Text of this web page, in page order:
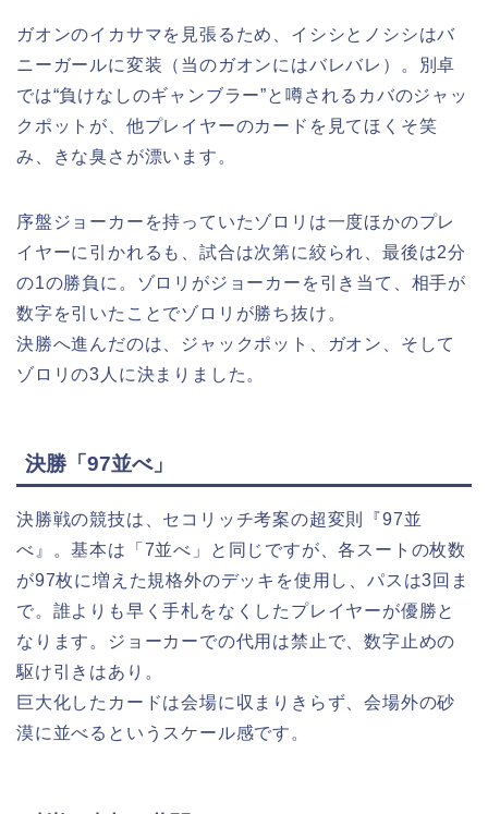
ガオンのイカサマを見張るため、イシシとノシシはバ
ニーガールに変装（当のガオンにはバレバレ）。別卓
では“負けなしのギャンブラー”と噂されるカバのジャッ
クポットが、他プレイヤーのカードを見てほくそ笑
み、きな臭さが漂います。
序盤ジョーカーを持っていたゾロリは一度ほかのプレ
イヤーに引かれるも、試合は次第に絞られ、最後は2分
の1の勝負に。ゾロリがジョーカーを引き当て、相手が
数字を引いたことでゾロリが勝ち抜け。
決勝へ進んだのは、ジャックポット、ガオン、そして
ゾロリの3人に決まりました。
決勝「97並べ」
決勝戦の競技は、セコリッチ考案の超変則『97並
べ』。基本は「7並べ」と同じですが、各スートの枚数
が97枚に増えた規格外のデッキを使用し、パスは3回ま
で。誰よりも早く手札をなくしたプレイヤーが優勝と
なります。ジョーカーでの代用は禁止で、数字止めの
駆け引きはあり。
巨大化したカードは会場に収まりきらず、会場外の砂
漠に並べるというスケール感です。